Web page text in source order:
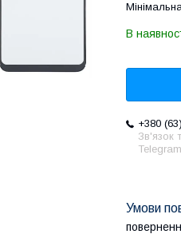
В
+380
Зв'язок
Telegram